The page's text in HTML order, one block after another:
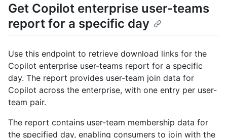
Get Copilot enterprise user-teams
report for a specific day
Use this endpoint to retrieve download links for the
Copilot enterprise user-teams report for a specific
day. The report provides user-team join data for
Copilot across the enterprise, with one entry per user-
team pair.
The report contains user-team membership data for
the specified day, enabling consumers to join with the